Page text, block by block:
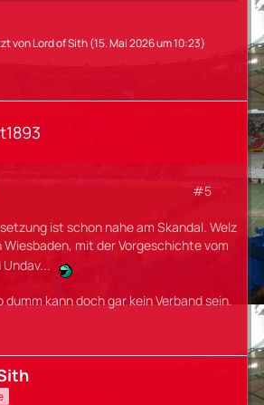
vonLord of Sith(15. Mai 2026 um 10:23)
#5
ist schon nahe am Skandal. Welz
mit der Vorgeschichte vom
dumm kann doch gar kein Verband sein.